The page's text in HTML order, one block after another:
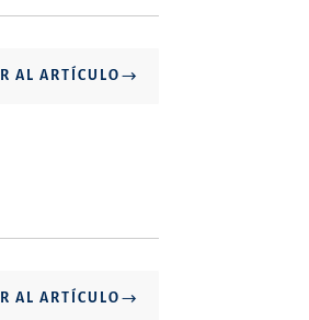
IR AL ARTÍCULO
IR AL ARTÍCULO